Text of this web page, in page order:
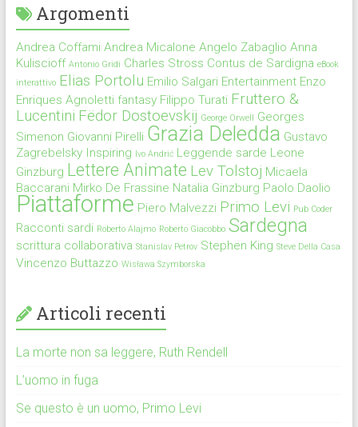
Argomenti
Andrea Coffami Andrea Micalone Angelo Zabaglio Anna
Kuliscioff Antonio Gridi Charles Stross Contus de Sardigna eBook
interattivo Elias Portolu Emilio Salgari Entertainment Enzo
Enriques Agnoletti fantasy Filippo Turati Fruttero &
Lucentini Fëdor Dostoevskij George Orwell Georges
Simenon Giovanni Pirelli Grazia Deledda Gustavo
Zagrebelsky Inspiring Ivo Andrić Leggende sarde Leone
Ginzburg Lettere Animate Lev Tolstoj Micaela
Baccarani Mirko De Frassine Natalia Ginzburg Paolo Daolio
Piattaforme Piero Malvezzi Primo Levi Pub Coder
Racconti sardi Roberto Alajmo Roberto Giacobbo Sardegna
scrittura collaborativa Stanislav Petrov Stephen King Steve Della Casa
Vincenzo Buttazzo Wisława Szymborska
Articoli recenti
La morte non sa leggere, Ruth Rendell
L’uomo in fuga
Se questo è un uomo, Primo Levi